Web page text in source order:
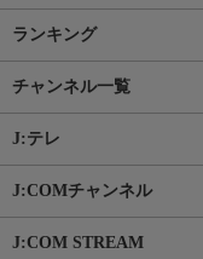
ランキング
チャンネル一覧
J:テレ
J:COMチャンネル
J:COM STREAM